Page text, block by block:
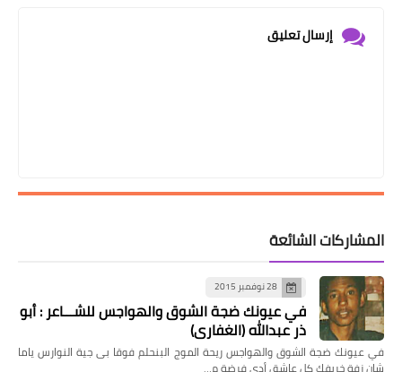
إرسال تعليق
المشاركات الشائعة
28 نوفمبر 2015
في عيونك ضجة الشوق والهواجس للشـــاعر : أبو
ذر عبدالله (الغفاري)
في عيونك ضجة الشوق والهواجس ريحة الموج البنحلم فوقا بى جية النوارس ياما
شان زفة خريفك كل عاشق أدى فرضة م…